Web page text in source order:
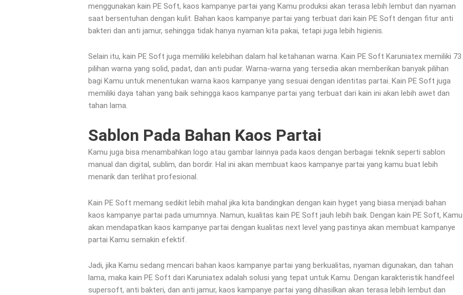
menggunakan kain PE Soft, kaos kampanye partai yang Kamu produksi akan terasa lebih lembut dan nyaman
saat bersentuhan dengan kulit. Bahan kaos kampanye partai yang terbuat dari kain PE Soft dengan fitur anti
bakteri dan anti jamur, sehingga tidak hanya nyaman kita pakai, tetapi juga lebih higienis.
Selain itu, kain PE Soft juga memiliki kelebihan dalam hal ketahanan warna. Kain PE Soft Karuniatex memiliki 73
pilihan warna yang solid, padat, dan anti pudar. Warna-warna yang tersedia akan memberikan banyak pilihan
bagi Kamu untuk menentukan warna kaos kampanye yang sesuai dengan identitas partai. Kain PE Soft juga
memiliki daya tahan yang baik sehingga kaos kampanye partai yang terbuat dari kain ini akan lebih awet dan
tahan lama.
Sablon Pada Bahan Kaos Partai
Kamu juga bisa menambahkan logo atau gambar lainnya pada kaos dengan berbagai teknik seperti sablon
manual dan digital, sublim, dan bordir. Hal ini akan membuat kaos kampanye partai yang kamu buat lebih
menarik dan terlihat profesional.
Kain PE Soft memang sedikit lebih mahal jika kita bandingkan dengan kain hyget yang biasa menjadi bahan
kaos kampanye partai pada umumnya. Namun, kualitas kain PE Soft jauh lebih baik. Dengan kain PE Soft, Kamu
akan mendapatkan kaos kampanye partai dengan kualitas next level yang pastinya akan membuat kampanye
partai Kamu semakin efektif.
Jadi, jika Kamu sedang mencari bahan kaos kampanye partai yang berkualitas, nyaman digunakan, dan tahan
lama, maka kain PE Soft dari Karuniatex adalah solusi yang tepat untuk Kamu. Dengan karakteristik handfeel
supersoft, anti bakteri, dan anti jamur, kaos kampanye partai yang dihasilkan akan terasa lebih lembut dan